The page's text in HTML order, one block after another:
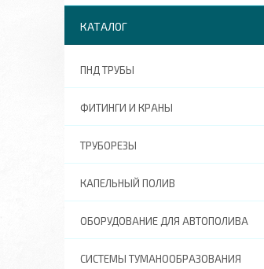
КАТАЛОГ
ПНД ТРУБЫ
ФИТИНГИ И КРАНЫ
ТРУБОРЕЗЫ
КАПЕЛЬНЫЙ ПОЛИВ
ОБОРУДОВАНИЕ ДЛЯ АВТОПОЛИВА
СИСТЕМЫ ТУМАНООБРАЗОВАНИЯ